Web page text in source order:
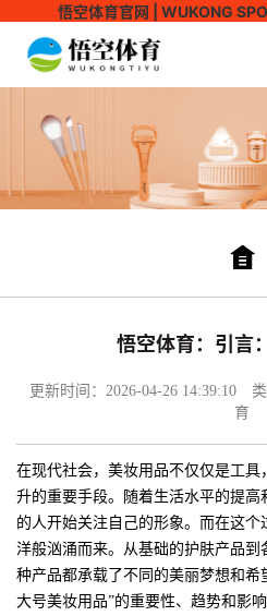
悟空体育官网 | WUKONG
悟空体育：引言
更新时间：2026-04-26 14:39:10
育
在现代社会，美妆用品不仅仅是工
升的重要手段。随着生活水平的提高
的人开始关注自己的形象。而在这
洋般汹涌而来。从基础的护肤产品
种产品都承载了不同的美丽梦想和希
大号美妆用品”的重要性、趋势和影响